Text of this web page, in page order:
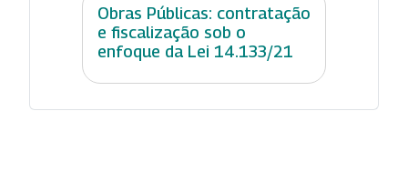
Obras Públicas: contratação
e fiscalização sob o
enfoque da Lei 14.133/21